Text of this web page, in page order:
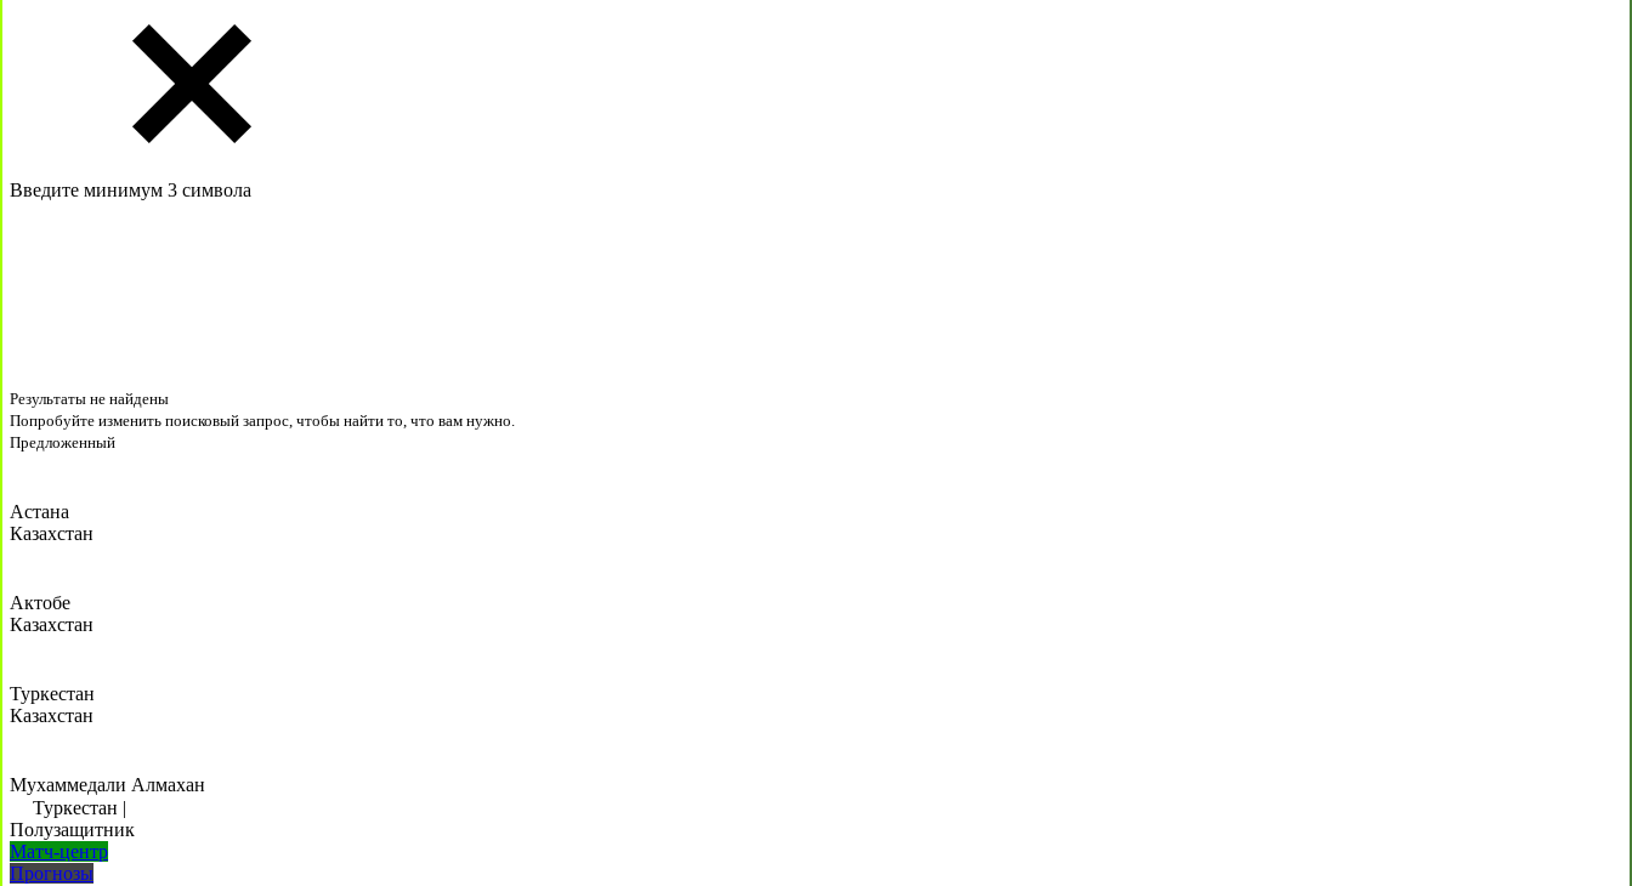
Введите минимум 3 символа
Результаты не найдены
Попробуйте изменить поисковый запрос, чтобы найти то, что вам нужно.
Предложенный
Астана
Казахстан
Актобе
Казахстан
Туркестан
Казахстан
Мухаммедали Алмахан
Туркестан |
Полузащитник
Матч-центр
Прогнозы